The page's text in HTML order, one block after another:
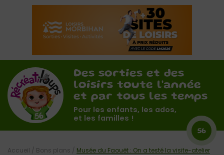
Des sorties et des
loisirs toute l'année
et par tous les temps
Pour les enfants, les ados,
et les familles !
56
Accueil / Bons plans / Musée du Faouët : On a testé la visite-atelier